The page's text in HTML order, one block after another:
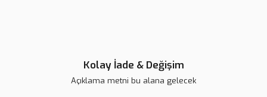
Kolay İade & Değişim
Açıklama metni bu alana gelecek